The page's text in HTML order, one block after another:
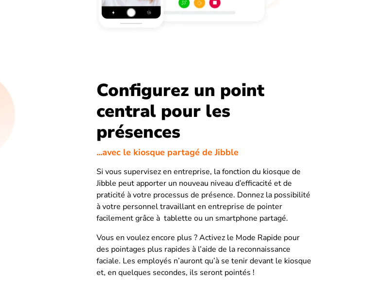
Configurez un point
central pour les
présences
...avec le kiosque partagé de Jibble
Si vous supervisez en entreprise, la fonction du kiosque de
Jibble peut apporter un nouveau niveau d’efficacité et de
praticité à votre processus de présence. Donnez la possibilité
à votre personnel travaillant en entreprise de pointer
facilement grâce à tablette ou un smartphone partagé.
Vous en voulez encore plus ? Activez le Mode Rapide pour
des pointages plus rapides à l’aide de la reconnaissance
faciale. Les employés n’auront qu’à se tenir devant le kiosque
et, en quelques secondes, ils seront pointés !